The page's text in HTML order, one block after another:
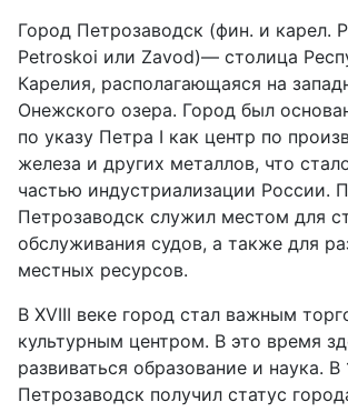
Город Петрозаводск (фин. и карел.
Petroskoi или Zavod)— столица
Карелия, располагающаяся на
Онежского озера. Город был
по указу Петра I как центр по
железа и других металлов, что
частью индустриализации России.
Петрозаводск служил местом для
обслуживания судов, а также для
местных ресурсов.
В XVIII веке город стал важным
культурным центром. В это время
развиваться образование и наука. В
Петрозаводск получил статус